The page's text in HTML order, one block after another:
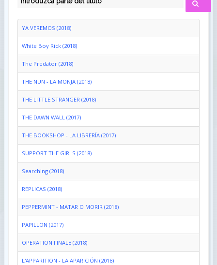
YA VEREMOS (2018)
White Boy Rick (2018)
The Predator (2018)
THE NUN - LA MONJA (2018)
THE LITTLE STRANGER (2018)
THE DAWN WALL (2017)
THE BOOKSHOP - LA LIBRERÍA (2017)
SUPPORT THE GIRLS (2018)
Searching (2018)
REPLICAS (2018)
PEPPERMINT - MATAR O MORIR (2018)
PAPILLON (2017)
OPERATION FINALE (2018)
L'APPARITION - LA APARICIÓN (2018)